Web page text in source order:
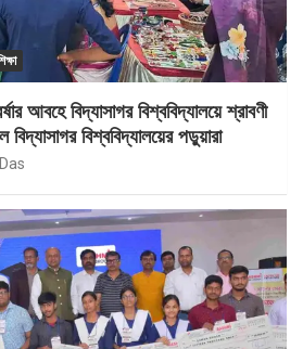
বিদ্যাসাগর বিশ্ববিদ্যালয়ে শ্রাবণী
বিশ্ববিদ্যালয়ের পড়ুয়ারা